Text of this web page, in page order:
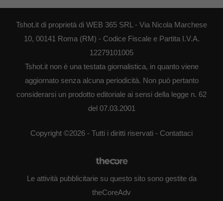
Tshot.it di proprietà di WEB 365 SRL - Via Nicola Marchese
10, 00141 Roma (RM) - Codice Fiscale e Partita I.V.A.
12279101005
Tshot.it non è una testata giornalistica, in quanto viene
aggiornato senza alcuna periodicità. Non può pertanto
considerarsi un prodotto editoriale ai sensi della legge n. 62
del 07.03.2001
Copyright ©2026 - Tutti i diritti riservati - Contattaci
Le attività pubblicitarie su questo sito sono gestite da
theCoreAdv